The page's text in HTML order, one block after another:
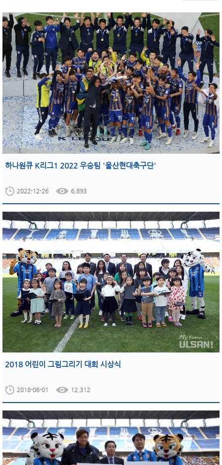
하나원큐 K리그1 2022 우승팀 '울산현대축구단'
2022-12-26 6,893
2018 어린이 그림그리기 대회 시상식
2018-06-01 12,312